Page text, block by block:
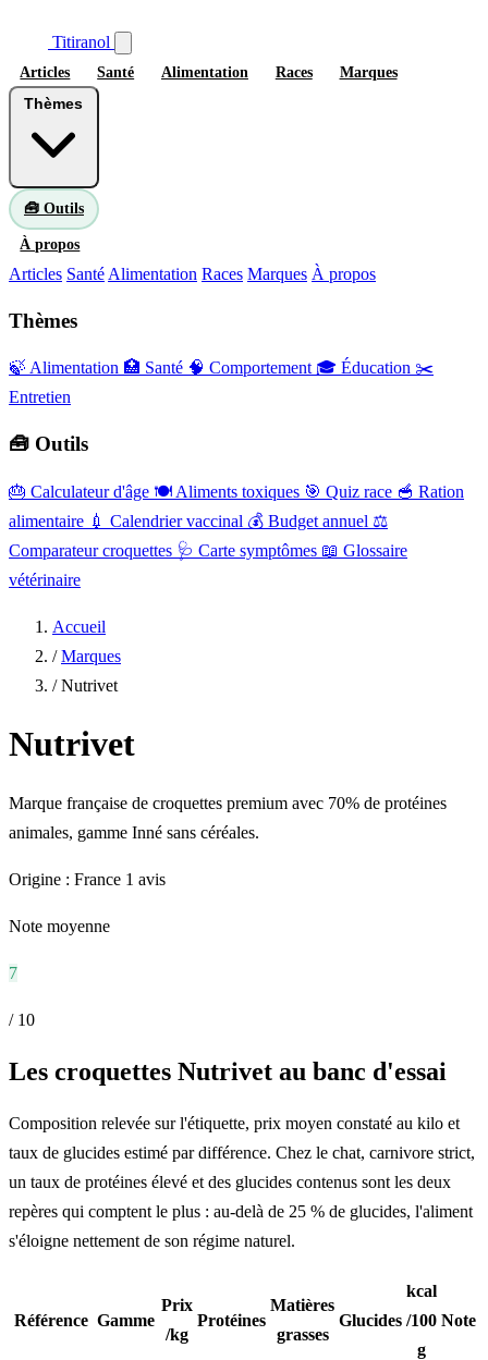
Titiranol
Articles Santé Alimentation Races Marques
🧰 Outils
À propos
Articles Santé Alimentation Races Marques À propos
Thèmes
🍃 Alimentation 🏥 Santé 🧠 Comportement 🎓 Éducation ✂️
Entretien
🧰 Outils
🎂 Calculateur d'âge 🍽️ Aliments toxiques 🎯 Quiz race 🥣 Ration
alimentaire 💉 Calendrier vaccinal 💰 Budget annuel ⚖️
Comparateur croquettes 🩺 Carte symptômes 📖 Glossaire
vétérinaire
Accueil
/ Marques
/ Nutrivet
Nutrivet
Marque française de croquettes premium avec 70% de protéines
animales, gamme Inné sans céréales.
Origine : France 1 avis
Note moyenne
7
/ 10
Les croquettes Nutrivet au banc d'essai
Composition relevée sur l'étiquette, prix moyen constaté au kilo et
taux de glucides estimé par différence. Chez le chat, carnivore strict,
un taux de protéines élevé et des glucides contenus sont les deux
repères qui comptent le plus : au-delà de 25 % de glucides, l'aliment
s'éloigne nettement de son régime naturel.
Référence Gamme
Prix
/kg
Protéines
Matières
grasses
Glucides
kcal
/100
g
Note